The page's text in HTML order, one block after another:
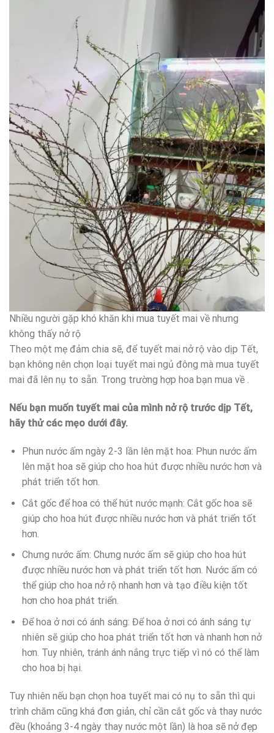
Nhiều người gặp khó khăn khi mua tuyết mai về nhưng
không thấy nở rộ
Theo một mẹ đảm chia sẽ, để tuyết mai nở rộ vào dịp Tết,
bạn không nên chọn loại tuyết mai ngủ đông mà mua tuyết
mai đã lên nụ to sẵn. Trong trường hợp hoa bạn mua về .
Nếu bạn muốn tuyết mai của mình nở rộ trước dịp Tết,
hãy thử các mẹo dưới đây.
Phun nước ấm ngày 2-3 lần lên mặt hoa: Phun nước ấm
lên mặt hoa sẽ giúp cho hoa hút được nhiều nước hơn và
phát triển tốt hơn.
Cắt gốc để hoa có thể hút nước mạnh: Cắt gốc hoa sẽ
giúp cho hoa hút được nhiều nước hơn và phát triển tốt
hơn.
Chưng nước ấm: Chưng nước ấm sẽ giúp cho hoa hút
được nhiều nước hơn và phát triển tốt hơn. Nước ấm có
thể giúp cho hoa nở rộ nhanh hơn và tạo điều kiện tốt
hơn cho hoa phát triển.
Để hoa ở nơi có ánh sáng: Để hoa ở nơi có ánh sáng tự
nhiên sẽ giúp cho hoa phát triển tốt hơn và nhanh hơn nở
hơn. Tuy nhiên, tránh ánh nắng trực tiếp vì nó có thể làm
cho hoa bị hại.
Tuy nhiên nếu bạn chọn hoa tuyết mai có nụ to sẵn thì qui
trình chăm cũng khá đơn giản, chỉ cần cắt gốc và thay nước
đều (khoảng 3-4 ngày thay nước một lần) là hoa sẽ nở đẹp